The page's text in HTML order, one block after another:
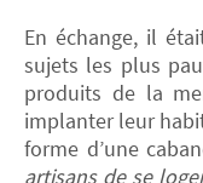
En échange, il
sujets les plus
produits de la
implanter leur
forme d’une
artisans de se